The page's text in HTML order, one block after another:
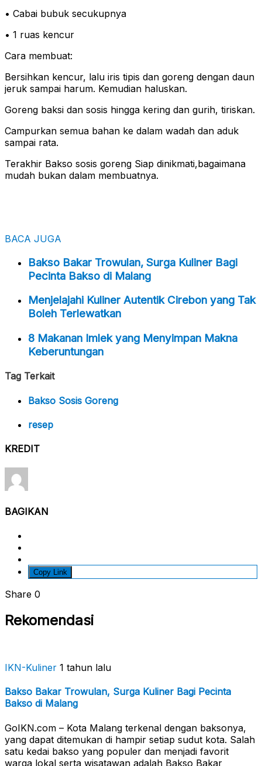
• Cabai bubuk secukupnya
• 1 ruas kencur
Cara membuat:
Bersihkan kencur, lalu iris tipis dan goreng dengan daun
jeruk sampai harum. Kemudian haluskan.
Goreng baksi dan sosis hingga kering dan gurih, tiriskan.
Campurkan semua bahan ke dalam wadah dan aduk
sampai rata.
Terakhir Bakso sosis goreng Siap dinikmati,bagaimana
mudah bukan dalam membuatnya.
BACA JUGA
Bakso Bakar Trowulan, Surga Kuliner Bagi
Pecinta Bakso di Malang
Menjelajahi Kuliner Autentik Cirebon yang Tak
Boleh Terlewatkan
8 Makanan Imlek yang Menyimpan Makna
Keberuntungan
Tag Terkait
Bakso Sosis Goreng
resep
KREDIT
BAGIKAN
Copy Link
Share 0
Rekomendasi
IKN-Kuliner 1 tahun lalu
Bakso Bakar Trowulan, Surga Kuliner Bagi Pecinta
Bakso di Malang
GoIKN.com – Kota Malang terkenal dengan baksonya,
yang dapat ditemukan di hampir setiap sudut kota. Salah
satu kedai bakso yang populer dan menjadi favorit
warga lokal serta wisatawan adalah Bakso Bakar